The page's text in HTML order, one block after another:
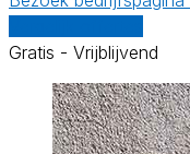
Gratis - Vrijblijvend